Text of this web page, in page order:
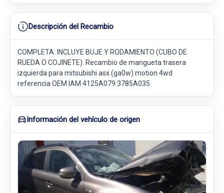
Descripción del Recambio
COMPLETA: INCLUYE BUJE Y RODAMIENTO (CUBO DE
RUEDA O COJINETE). Recambio de mangueta trasera
izquierda para mitsubishi asx (ga0w) motion 4wd
referencia OEM IAM 4125A079 3785A035
Información del vehículo de origen